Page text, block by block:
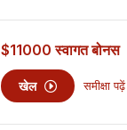
$11000 स्वागत बोनस
खेल समीक्षा पढ़ें